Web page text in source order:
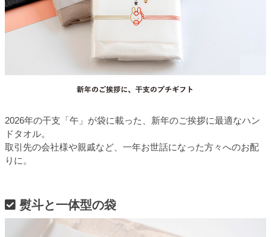
2026年の干支「午」が袋に載った、新年のご挨拶に最適なハン
ドタオル。
取引先の会社様や親戚など、一年お世話になった方々へのお配
りに。
熨斗と一体型の袋